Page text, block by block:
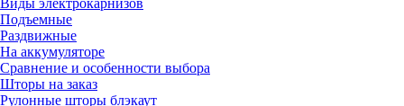
Виды электрокарнизов
Подъемные
Раздвижные
На аккумуляторе
Сравнение и особенности выбора
Шторы на заказ
Рулонные шторы блэкаут